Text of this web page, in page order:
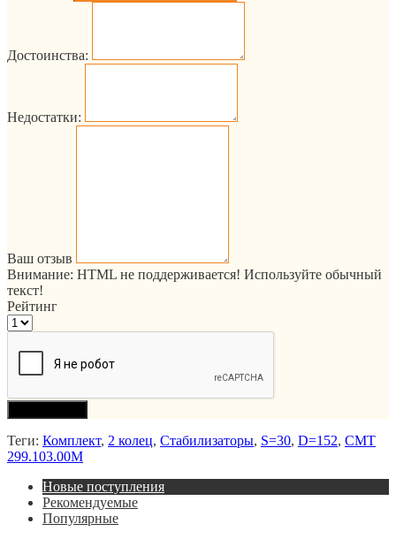
Достоинства:
Недостатки:
Ваш отзыв
Внимание: HTML не поддерживается! Используйте обычный
текст!
Рейтинг
Теги: Комплект, 2 колец, Стабилизаторы, S=30, D=152, CMT
299.103.00M
Новые поступления
Рекомендуемые
Популярные